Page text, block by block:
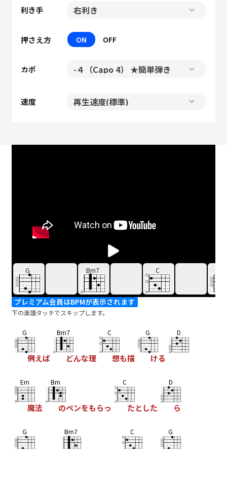
利き手
押さえ方 ON OFF
カポ
速度
G Bm7 C
プレミアム会員はBPMが表示されます
下の楽譜タッチでスキップします。
G
例えば
Bm7
どんな理
C
想も描
G
ける
D
Em
魔法
Bm
のペンをもらっ
C
たとした
D
ら
G Bm7 C G